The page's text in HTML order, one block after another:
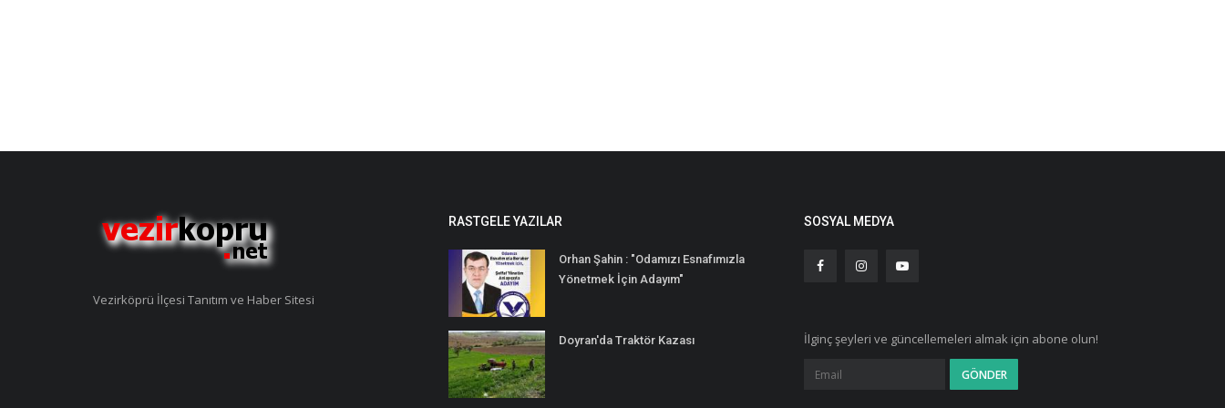
Vezirköprü İlçesi Tanıtım ve Haber Sitesi
RASTGELE YAZILAR
Orhan Şahin : "Odamızı Esnafımızla
Yönetmek İçin Adayım"
Doyran'da Traktör Kazası
SOSYAL MEDYA
İlginç şeyleri ve güncellemeleri almak için abone olun!